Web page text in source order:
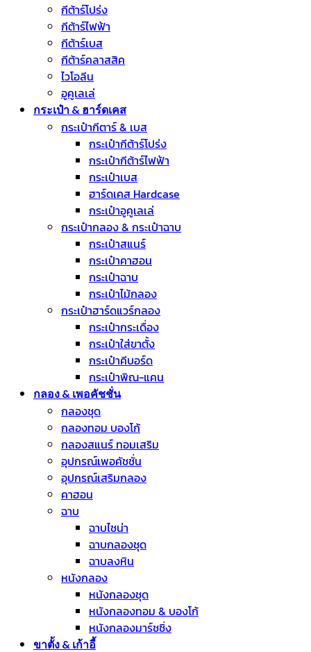
กีต้าร์โปร่ง
กีต้าร์ไฟฟ้า
กีต้าร์เบส
กีต้าร์คลาสสิค
ไวโอลีน
อูคูเลเล่
กระเป๋า & ฮาร์ดเคส
กระเป๋ากีตาร์ & เบส
กระเป๋ากีต้าร์โปร่ง
กระเป๋ากีต้าร์ไฟฟ้า
กระเป๋าเบส
ฮาร์ดเคส Hardcase
กระเป๋าอูคูเลเล่
กระเป๋ากลอง & กระเป๋าฉาบ
กระเป๋าสแนร์
กระเป๋าคาฮอน
กระเป๋าฉาบ
กระเป๋าไม้กลอง
กระเป๋าฮาร์ดแวร์กลอง
กระเป๋ากระเดื่อง
กระเป๋าใส่ขาตั้ง
กระเป๋าคีบอร์ด
กระเป๋าพิณ-แคน
กลอง & เพอคัชชั่น
กลองชุด
กลองทอม บองโก้
กลองสแนร์ ทอมเสริม
อุปกรณ์เพอคัชชั่น
อุปกรณ์เสริมกลอง
คาฮอน
ฉาบ
ฉาบไชน่า
ฉาบกลองชุด
ฉาบลงหิน
หนังกลอง
หนังกลองชุด
หนังกลองทอม & บองโก้
หนังกลองมาร์ชชิ่ง
ขาตั้ง & เก้าอี้